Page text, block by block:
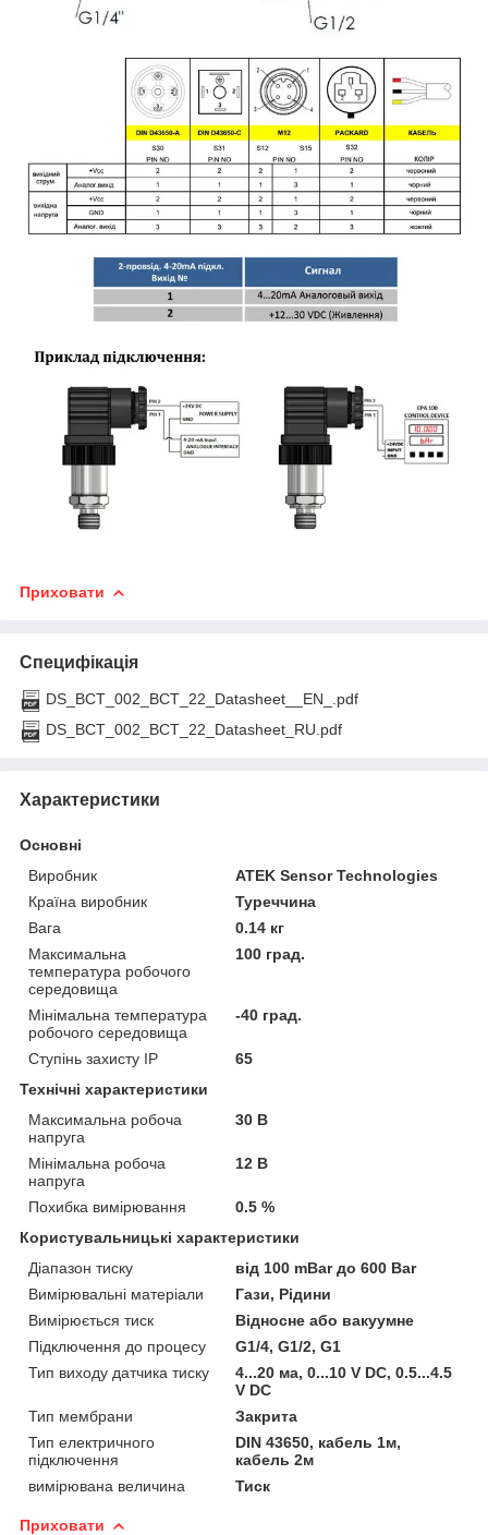
Приховати
Специфікація
DS_BCT_002_BCT_22_Datasheet__EN_.pdf
DS_BCT_002_BCT_22_Datasheet_RU.pdf
Характеристики
Основні
Виробник
ATEK Sensor Technologies
Країна виробник
Туреччина
Вага
0.14 кг
Максимальна
температура робочого
середовища
100 град.
Мінімальна температура
робочого середовища
-40 град.
Ступінь захисту IP
65
Технічні характеристики
Максимальна робоча
напруга
30 В
Мінімальна робоча
напруга
12 В
Похибка вимірювання
0.5 %
Користувальницькі характеристики
Діапазон тиску
від 100 mBar до 600 Bar
Вимірювальні матеріали
Гази, Рідини
Вимірюється тиск
Відносне або вакуумне
Підключення до процесу
G1/4, G1/2, G1
Тип виходу датчика тиску
4...20 ма, 0...10 V DC, 0.5...4.5
V DC
Тип мембрани
Закрита
Тип електричного
підключення
DIN 43650, кабель 1м,
кабель 2м
вимірювана величина
Тиск
Приховати